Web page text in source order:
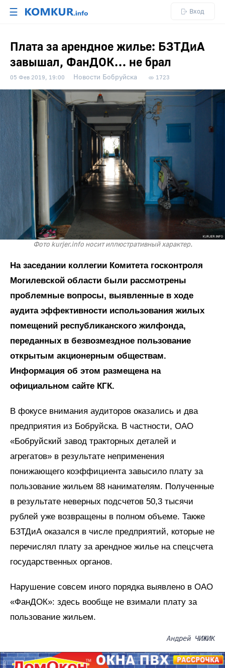
☰ Вход
Плата за арендное жилье: БЗТДиА
завышал, ФанДОК… не брал
05 Фев 2019, 19:00 Новости Бобруйска 1723
Фото kurjer.info носит иллюстративный характер.
На заседании коллегии Комитета госконтроля
Могилевской области были рассмотрены
проблемные вопросы, выявленные в ходе
аудита эффективности использования жилых
помещений республиканского жилфонда,
переданных в безвозмездное пользование
открытым акционерным обществам.
Информация об этом размещена на
официальном сайте КГК.
В фокусе внимания аудиторов оказались и два
предприятия из Бобруйска. В частности, ОАО
«Бобруйский завод тракторных деталей и
агрегатов» в результате неприменения
понижающего коэффициента завысило плату за
пользование жильем 88 нанимателям. Полученные
в результате неверных подсчетов 50,3 тысячи
рублей уже возвращены в полном объеме. Также
БЗТДиА оказался в числе предприятий, которые не
перечислял плату за арендное жилье на спецсчета
государственных органов.
Нарушение совсем иного порядка выявлено в ОАО
«ФанДОК»: здесь вообще не взимали плату за
пользование жильем.
Андрей ЧИЖИК